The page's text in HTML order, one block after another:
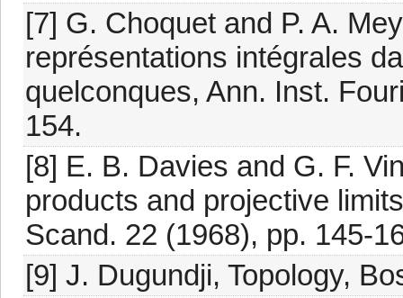
[7] G. Choquet and P. A.
représentations intégrales
quelconques, Ann. Inst.
154.
[8] E. B. Davies and G. F.
products and projective
Scand. 22 (1968), pp. 145-
[9] J. Dugundji, Topology,